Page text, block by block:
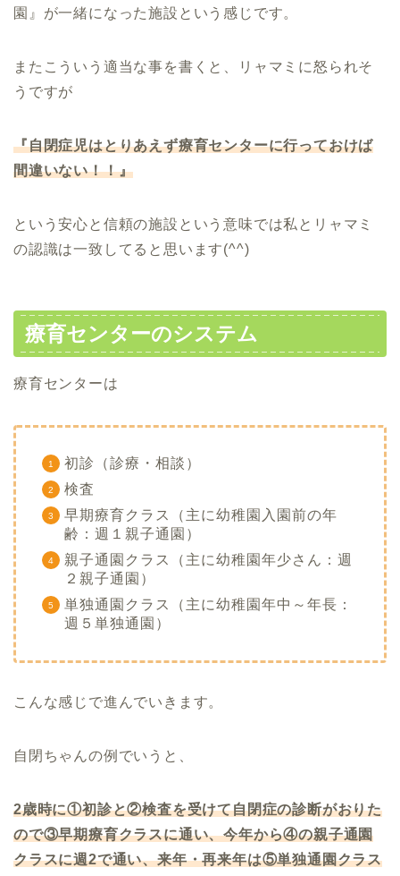
園』が一緒になった施設という感じです。
またこういう適当な事を書くと、リャマミに怒られそ
うですが
『自閉症児はとりあえず療育センターに行っておけば
間違いない！！』
という安心と信頼の施設という意味では私とリャマミ
の認識は一致してると思います(^^)
療育センターのシステム
療育センターは
初診（診療・相談）
検査
早期療育クラス（主に幼稚園入園前の年
齢：週１親子通園）
親子通園クラス（主に幼稚園年少さん：週
２親子通園）
単独通園クラス（主に幼稚園年中～年長：
週５単独通園）
こんな感じで進んでいきます。
自閉ちゃんの例でいうと、
2歳時に①初診と②検査を受けて自閉症の診断がおりた
ので③早期療育クラスに通い、今年から④の親子通園
クラスに週2で通い、来年・再来年は⑤単独通園クラス